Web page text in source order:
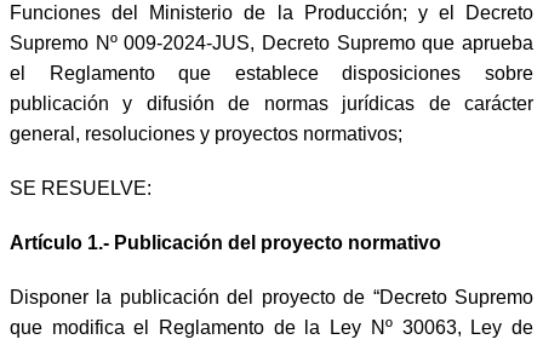
Funciones del Ministerio de la Producción; y el Decreto
Supremo Nº 009-2024-JUS, Decreto Supremo que aprueba
el Reglamento que establece disposiciones sobre
publicación y difusión de normas jurídicas de carácter
general, resoluciones y proyectos normativos;
SE RESUELVE:
Artículo 1.- Publicación del proyecto normativo
Disponer la publicación del proyecto de “Decreto Supremo
que modifica el Reglamento de la Ley Nº 30063, Ley de